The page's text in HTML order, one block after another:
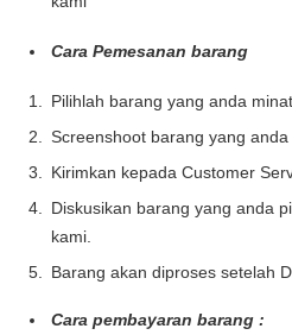
Cara Pemesanan barang
Pilihlah barang yang anda
Screenshoot barang yang anda
Kirimkan kepada Customer
Diskusikan barang yang anda
kami.
Barang akan diproses setelah
Cara pembayaran barang :